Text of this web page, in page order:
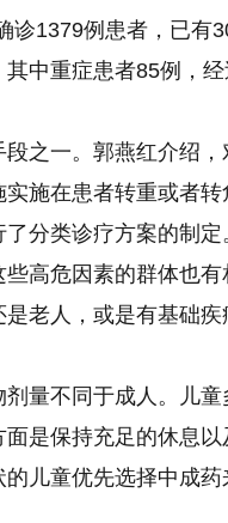
诊1379例患者，已有
中重症患者85例，
之一。郭燕红介绍
施在患者转重或者转
分类诊疗方案的制
高危因素的群体也
老人，或是有基础
量不同于成人。儿
是保持充足的休息
儿童优先选择中成药